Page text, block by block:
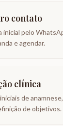
contato
inicial pelo
e agendar.
clínica
de
de objetivos.